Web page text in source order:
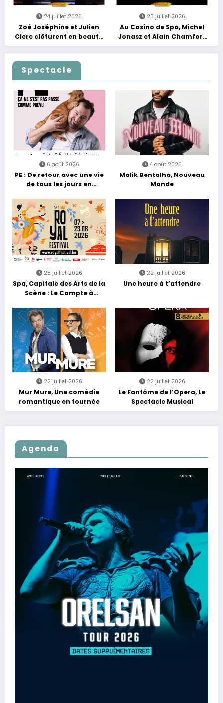
24 juillet 2026
Zoé Joséphine et Julien
Clerc clôturent en beauté
Les Nuits Francofolies au
Casino
23 juillet 2026
Au Casino de Spa, Michel
Jonasz et Alain Chamfort
célèbrent le temps qui
passe… sans jamais céder
Spectacle
6 août 2026
PE : De retour avec une vie
de tous les jours en
4 août 2026
Malik Bentalha, Nouveau
Monde
28 juillet 2026
Spa, Capitale des Arts de la
Scène : Le Compte à
22 juillet 2026
Une heure à t’attendre
22 juillet 2026
Mur Mure, Une comédie
romantique en tournée
22 juillet 2026
Le Fantôme de l’Opera, Le
Spectacle Musical
Agenda